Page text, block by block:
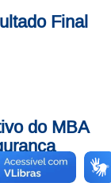
Final
do MBA